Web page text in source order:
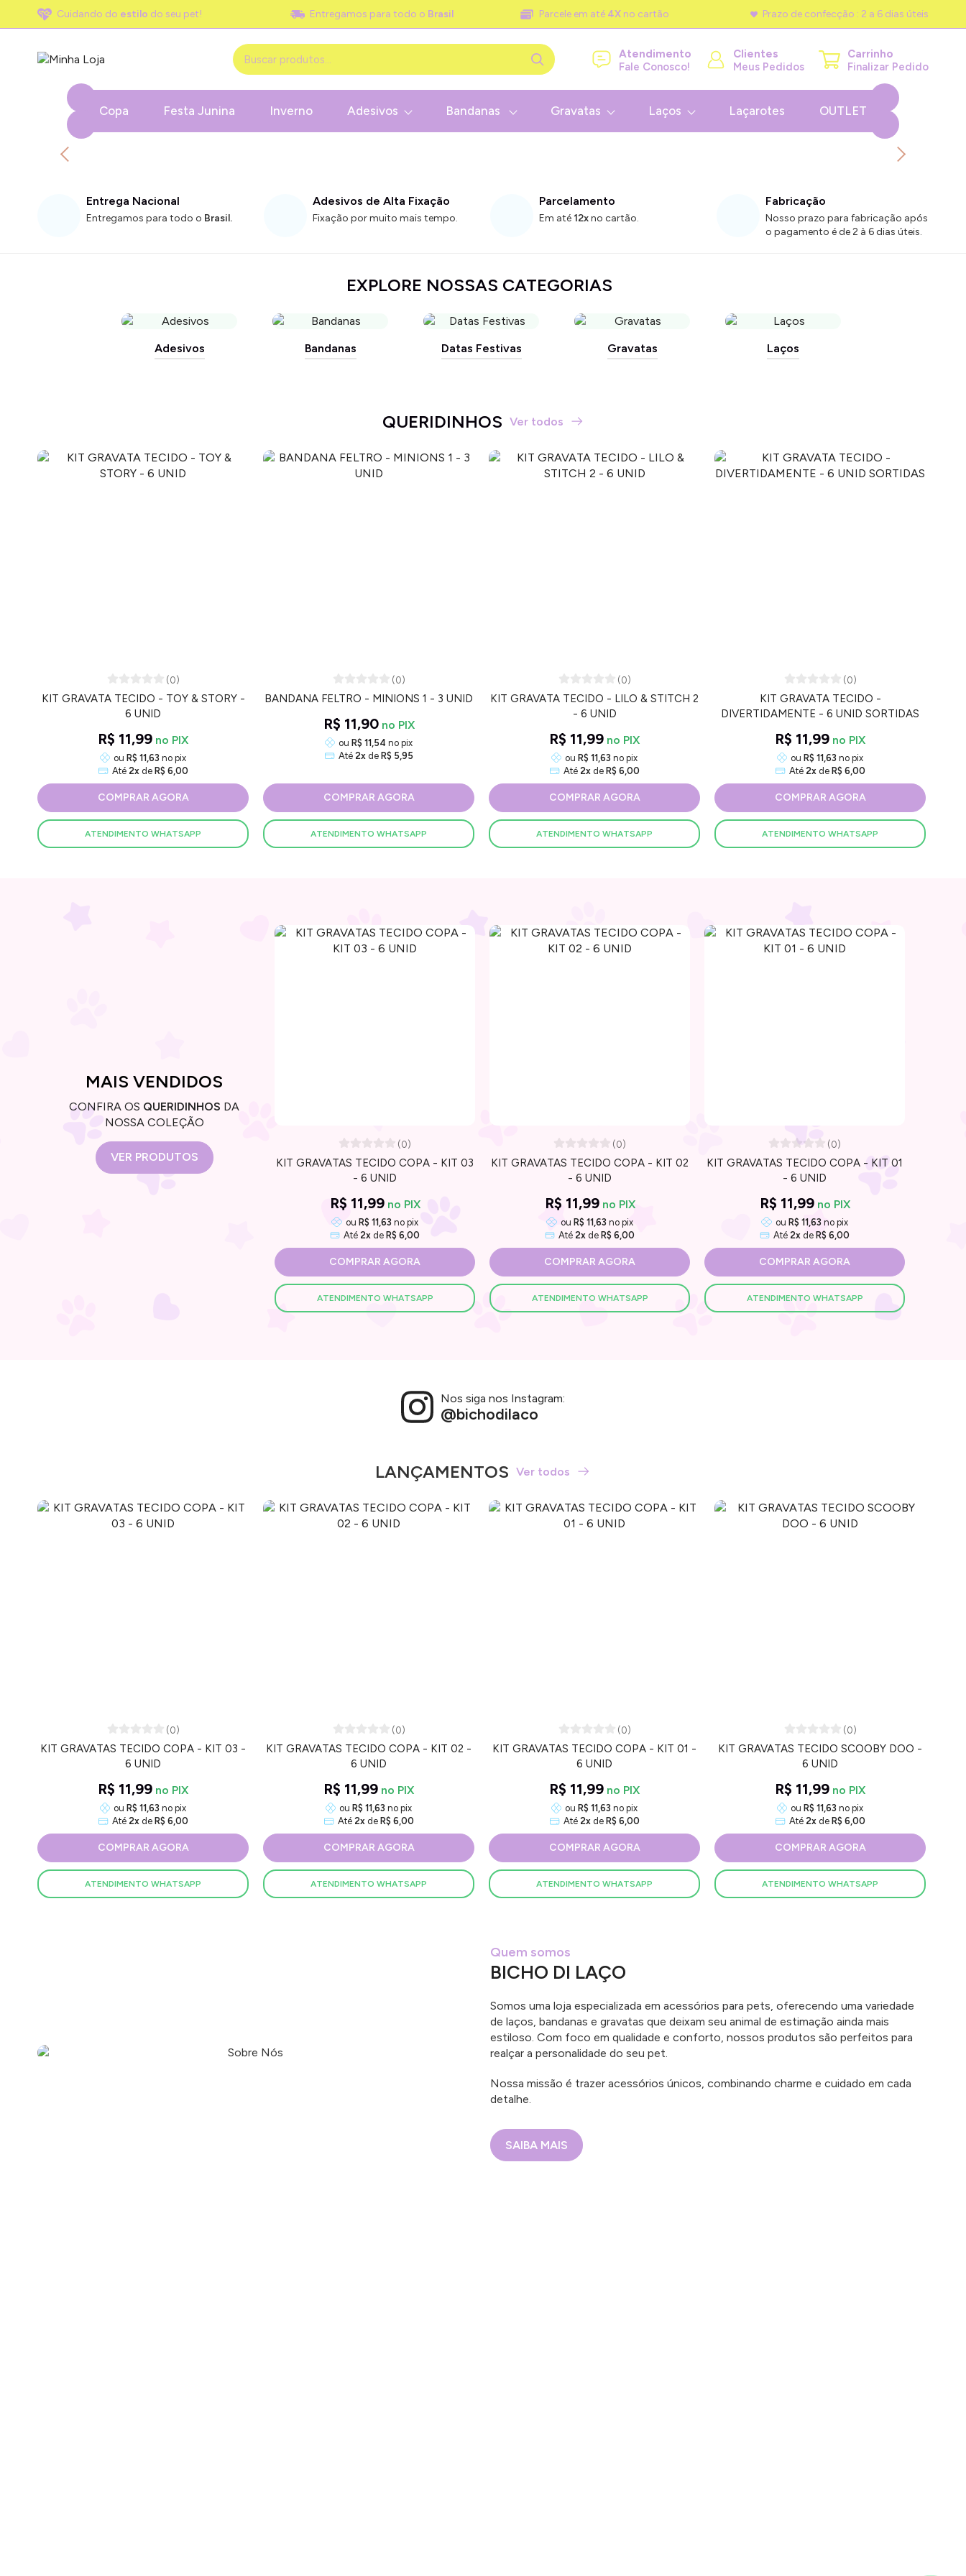
Cuidando do estilo do seu pet! Entregamos para todo o Brasil Parcele em até 4X no cartão Prazo de confecção : 2 a 6 dias úteis
Atendimento
Fale Conosco!
Clientes
Meus Pedidos
Carrinho
Finalizar Pedido
Copa Festa Junina Inverno Adesivos Bandanas Gravatas Laços Laçarotes OUTLET
Entrega Nacional
Entregamos para todo o Brasil.
Adesivos de Alta Fixação
Fixação por muito mais tempo.
Parcelamento
Em até12xno cartão.
Fabricação
Nosso prazo para fabricação após
o pagamento é de 2 à 6 dias úteis.
EXPLORE NOSSAS CATEGORIAS
Adesivos Bandanas Datas Festivas Gravatas Laços
QUERIDINHOS Ver todos
(0)
KIT GRAVATA TECIDO - TOY & STORY -
6 UNID
R$ 11,99
ou R$ 11,63 no pix
Até 2xde R$ 6,00
COMPRAR AGORA
ATENDIMENTO WHATSAPP
(0)
BANDANA FELTRO - MINIONS 1 - 3 UNID
R$ 11,90
ou R$ 11,54 no pix
Até 2xde R$ 5,95
COMPRAR AGORA
ATENDIMENTO WHATSAPP
(0)
KIT GRAVATA TECIDO - LILO & STITCH 2
- 6 UNID
R$ 11,99
ou R$ 11,63 no pix
Até 2xde R$ 6,00
COMPRAR AGORA
ATENDIMENTO WHATSAPP
(0)
KIT GRAVATA TECIDO -
DIVERTIDAMENTE - 6 UNID SORTIDAS
R$ 11,99
ou R$ 11,63 no pix
Até 2xde R$ 6,00
COMPRAR AGORA
ATENDIMENTO WHATSAPP
MAIS VENDIDOS
CONFIRA OS QUERIDINHOS DA
NOSSA COLEÇÃO
VER PRODUTOS
(0)
KIT GRAVATAS TECIDO COPA - KIT 03
- 6 UNID
R$ 11,99
ou R$ 11,63 no pix
Até2x de R$ 6,00
COMPRAR AGORA
ATENDIMENTO WHATSAPP
(0)
KIT GRAVATAS TECIDO COPA - KIT 02
- 6 UNID
R$ 11,99
ou R$ 11,63 no pix
Até2x de R$ 6,00
COMPRAR AGORA
ATENDIMENTO WHATSAPP
(0)
KIT GRAVATAS TECIDO COPA - KIT 01
- 6 UNID
R$ 11,99
ou R$ 11,63 no pix
Até2x de R$ 6,00
COMPRAR AGORA
ATENDIMENTO WHATSAPP
Nos siga nos Instagram:
@bichodilaco
LANÇAMENTOS Ver todos
(0)
KIT GRAVATAS TECIDO COPA - KIT 03 -
6 UNID
R$ 11,99
ou R$ 11,63 no pix
Até 2xde R$ 6,00
COMPRAR AGORA
ATENDIMENTO WHATSAPP
(0)
KIT GRAVATAS TECIDO COPA - KIT 02 -
6 UNID
R$ 11,99
ou R$ 11,63 no pix
Até 2xde R$ 6,00
COMPRAR AGORA
ATENDIMENTO WHATSAPP
(0)
KIT GRAVATAS TECIDO COPA - KIT 01 -
6 UNID
R$ 11,99
ou R$ 11,63 no pix
Até 2xde R$ 6,00
COMPRAR AGORA
ATENDIMENTO WHATSAPP
(0)
KIT GRAVATAS TECIDO SCOOBY DOO -
6 UNID
R$ 11,99
ou R$ 11,63 no pix
Até 2xde R$ 6,00
COMPRAR AGORA
ATENDIMENTO WHATSAPP
BICHO DI LAÇO
Quem somos
Somos uma loja especializada em acessórios para pets, oferecendo uma variedade
de laços, bandanas e gravatas que deixam seu animal de estimação ainda mais
estiloso. Com foco em qualidade e conforto, nossos produtos são perfeitos para
realçar a personalidade do seu pet.
Nossa missão é trazer acessórios únicos, combinando charme e cuidado em cada
detalhe.
SAIBA MAIS